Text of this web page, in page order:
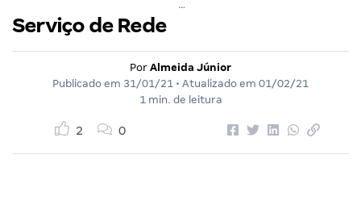
Serviço de Rede
Por Almeida Júnior
Publicado em 31/01/21 • Atualizado em 01/02/21
1 min. de leitura
2 0